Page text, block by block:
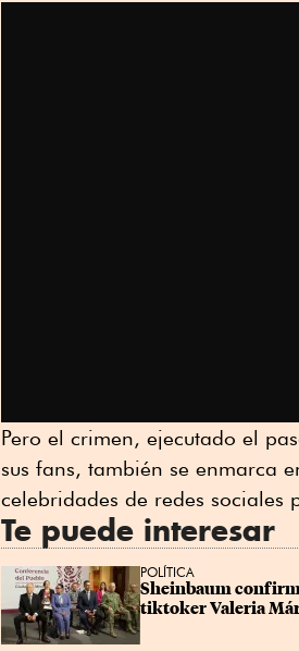
Pero el crimen, ejecutado el
sus fans, también se enmarca
celebridades de redes sociales
Te puede interesar
POLÍTICA
Sheinbaum
tiktoker Valeria